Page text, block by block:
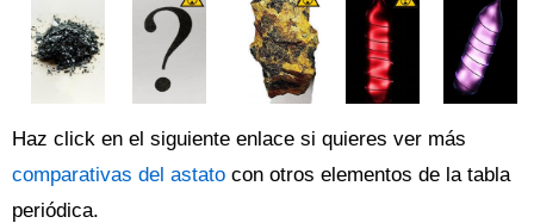
Haz click en el siguiente enlace si quieres ver más
comparativas del astato con otros elementos de la tabla
periódica.